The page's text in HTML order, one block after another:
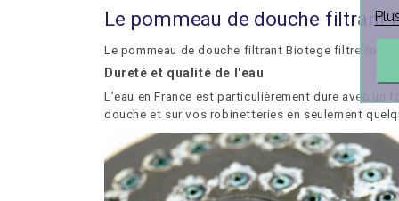
Le pommeau de douche filtrant
Le pommeau de douche filtrant Biotege filtre
Dureté et qualité de l'eau
L’eau en France est particulièrement dure avec
douche et sur vos robinetteries en seulement